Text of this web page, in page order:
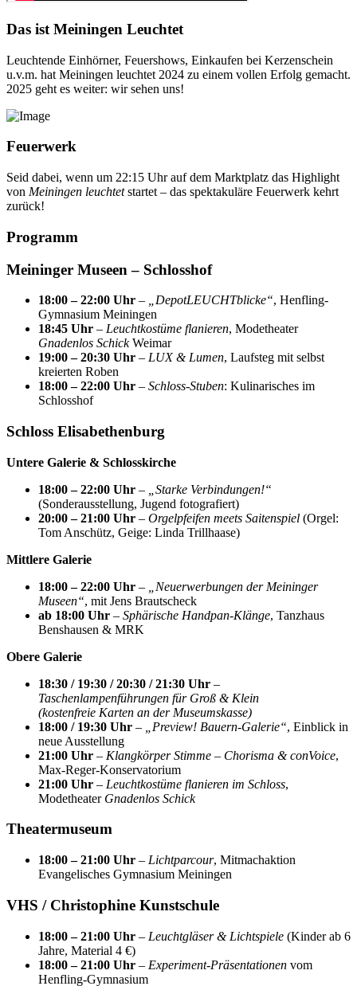
Das ist Meiningen Leuchtet
Leuchtende Einhörner, Feuershows, Einkaufen bei Kerzenschein
u.v.m. hat Meiningen leuchtet 2024 zu einem vollen Erfolg gemacht.
2025 geht es weiter: wir sehen uns!
Feuerwerk
Seid dabei, wenn um 22:15 Uhr auf dem Marktplatz das Highlight
von Meiningen leuchtetstartet – das spektakuläre Feuerwerk kehrt
zurück!
Programm
Meininger Museen – Schlosshof
18:00 – 22:00 Uhr – „DepotLEUCHTblicke“, Henfling-
Gymnasium Meiningen
18:45 Uhr – Leuchtkostüme flanieren, Modetheater
Gnadenlos SchickWeimar
19:00 – 20:30 Uhr – LUX & Lumen, Laufsteg mit selbst
kreierten Roben
18:00 – 22:00 Uhr – Schloss-Stuben: Kulinarisches im
Schlosshof
Schloss Elisabethenburg
Untere Galerie & Schlosskirche
18:00 – 22:00 Uhr –
„Starke Verbindungen!“
(Sonderausstellung, Jugend fotografiert)
20:00 – 21:00 Uhr – Orgelpfeifen meets Saitenspiel (Orgel:
Tom Anschütz, Geige: Linda Trillhaase)
Mittlere Galerie
18:00 – 22:00 Uhr –
„Neuerwerbungen der Meininger
Museen“, mit Jens Brautscheck
ab 18:00 Uhr – Sphärische Handpan-Klänge, Tanzhaus
Benshausen & MRK
Obere Galerie
18:30 / 19:30 / 20:30 / 21:30 Uhr –
Taschenlampenführungen für Groß & Klein
(kostenfreie Karten an der Museumskasse)
18:00 / 19:30 Uhr – „Preview! Bauern-Galerie“, Einblick in
neue Ausstellung
21:00 Uhr – Klangkörper Stimme – Chorisma & conVoice,
Max-Reger-Konservatorium
21:00 Uhr – Leuchtkostüme flanieren im Schloss,
Modetheater Gnadenlos Schick
Theatermuseum
18:00 – 21:00 Uhr – Lichtparcour, Mitmachaktion
Evangelisches Gymnasium Meiningen
VHS / Christophine Kunstschule
18:00 – 21:00 Uhr – Leuchtgläser & Lichtspiele (Kinder ab 6
Jahre, Material 4 €)
18:00 – 21:00 Uhr – Experiment-Präsentationen vom
Henfling-Gymnasium